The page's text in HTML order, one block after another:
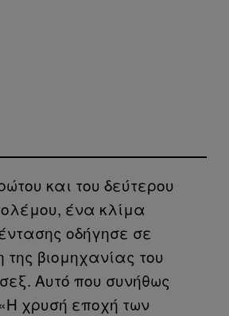
και του δεύτερου
ένα κλίμα
οδήγησε σε
της βιομηχανίας του
Αυτό που συνήθως
χρυσή εποχή των